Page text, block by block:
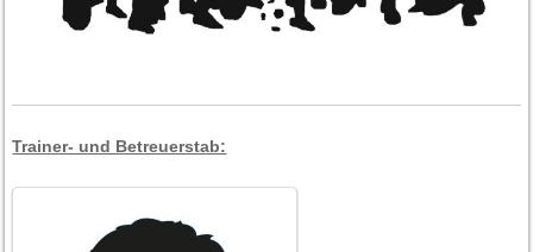
Trainer- und Betreuerstab: